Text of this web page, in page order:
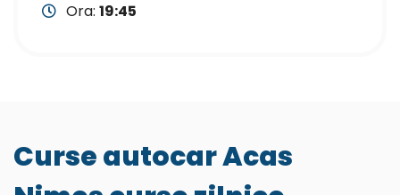
Ora: 19:45
Curse autocar Acas